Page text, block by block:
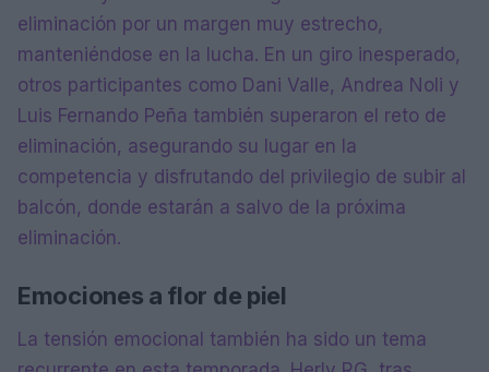
eliminación por un margen muy estrecho,
manteniéndose en la lucha. En un giro inesperado,
otros participantes como Dani Valle, Andrea Noli y
Luis Fernando Peña también superaron el reto de
eliminación, asegurando su lugar en la
competencia y disfrutando del privilegio de subir al
balcón, donde estarán a salvo de la próxima
eliminación.
Emociones a flor de piel
La tensión emocional también ha sido un tema